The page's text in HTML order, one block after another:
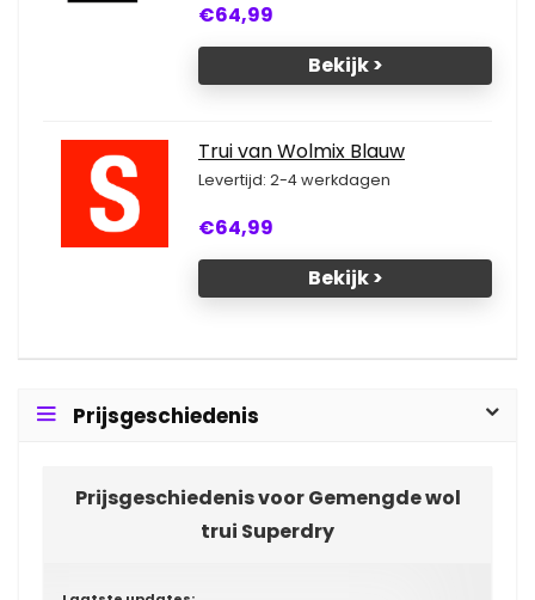
€64,99
Bekijk >
Trui van Wolmix Blauw
Levertijd: 2-4 werkdagen
€64,99
Bekijk >
Prijsgeschiedenis
Prijsgeschiedenis voor Gemengde wol
trui Superdry